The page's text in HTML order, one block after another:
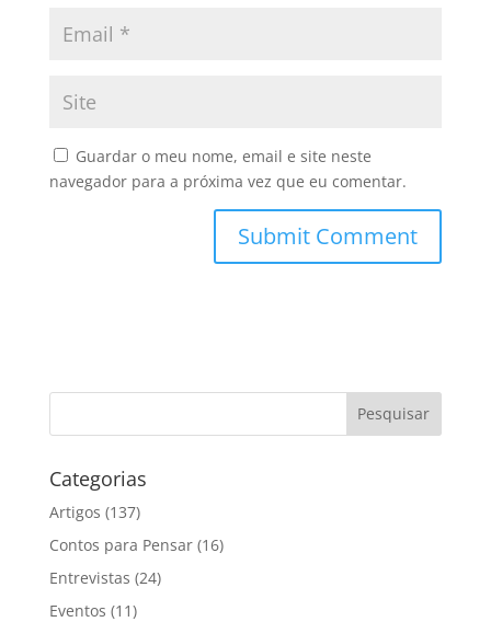
Guardar o meu nome, email e site neste
navegador para a próxima vez que eu comentar.
Categorias
Artigos (137)
Contos para Pensar(16)
Entrevistas (24)
Eventos (11)